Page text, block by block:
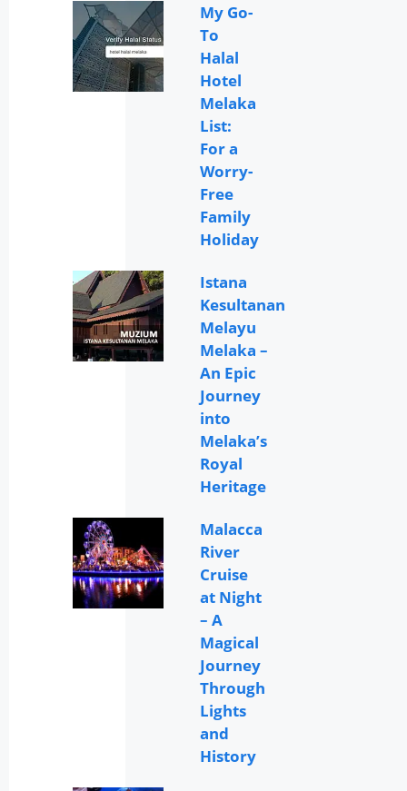
My Go-
To
Halal
Hotel
Melaka
List:
For a
Worry-
Free
Family
Holiday
Istana
Kesultanan
Melayu
Melaka –
An Epic
Journey
into
Melaka’s
Royal
Heritage
Malacca
River
Cruise
at Night
– A
Magical
Journey
Through
Lights
and
History